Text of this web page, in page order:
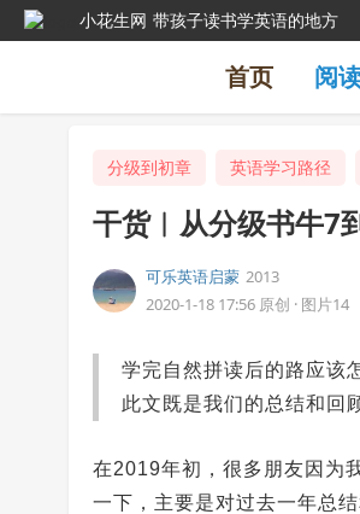
小花生网 带孩子读书学英语的地方
首页 阅
分级到初章 英语学习路径
干货︱从分级书牛7
可乐英语启蒙 2013
2020-1-18 17:56 原创 · 图片14
学完自然拼读后的路应该
此文既是我们的总结和回
在2019年初，很多朋友因为
一下，主要是对过去一年总